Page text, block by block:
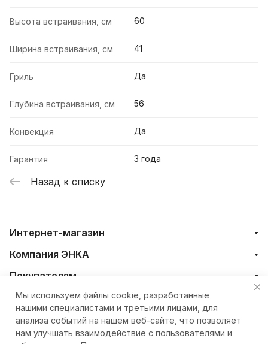
Высота встраивания, см 60
Ширина встраивания, см 41
Гриль Да
Глубина встраивания, см 56
Конвекция Да
Гарантия 3 года
Назад к списку
Интернет-магазин
Компания ЭНКА
Покупателям
+7 (4212) 23-33-33
eshop@nkteh.ru
Мы используем файлы cookie, разработанные
нашими специалистами и третьими лицами, для
анализа событий на нашем веб-сайте, что позволяет
нам улучшать взаимодействие с пользователями и